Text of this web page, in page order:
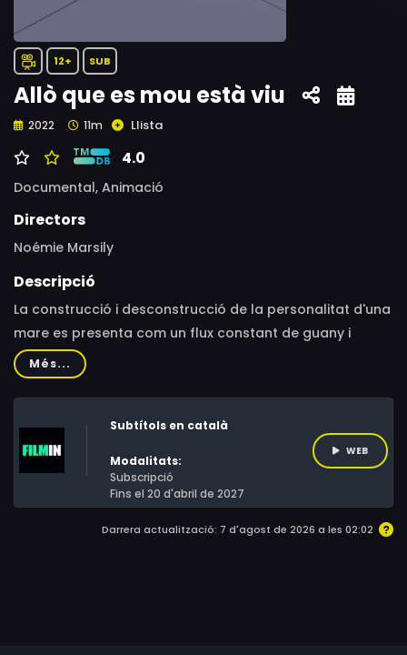
12+ SUB
Allò que es mou està viu
2022 11m Llista
4.0
Documental, Animació
Directors
Noémie Marsily
Descripció
La construcció i desconstrucció de la personalitat d'una
mare es presenta com un flux constant de guany i
pèrdua, profund amor i dependència.Mentre els llimacs
avancen pel sòl de la cuina, Noémie esbossa un
autoretrat que canvia i es fragmenta, a la frontera
entre l'esfera personal i el rebombori del món. La
construcció i desconstrucció de la personalitat d'una
mare es presenta com un flux constant de guany i
pèrdua, profund amor i dependència.
Més...
Subtítols en català
Modalitats:
Subscripció
Fins el 20 d'abril de 2027
WEB
Darrera actualització: 7 d'agost de 2026 a les 02:02